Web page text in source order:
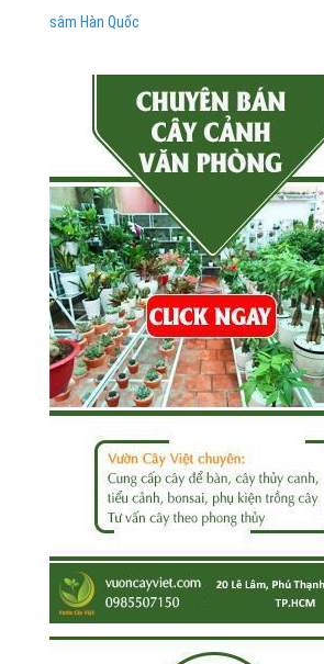
sâm Hàn Quốc